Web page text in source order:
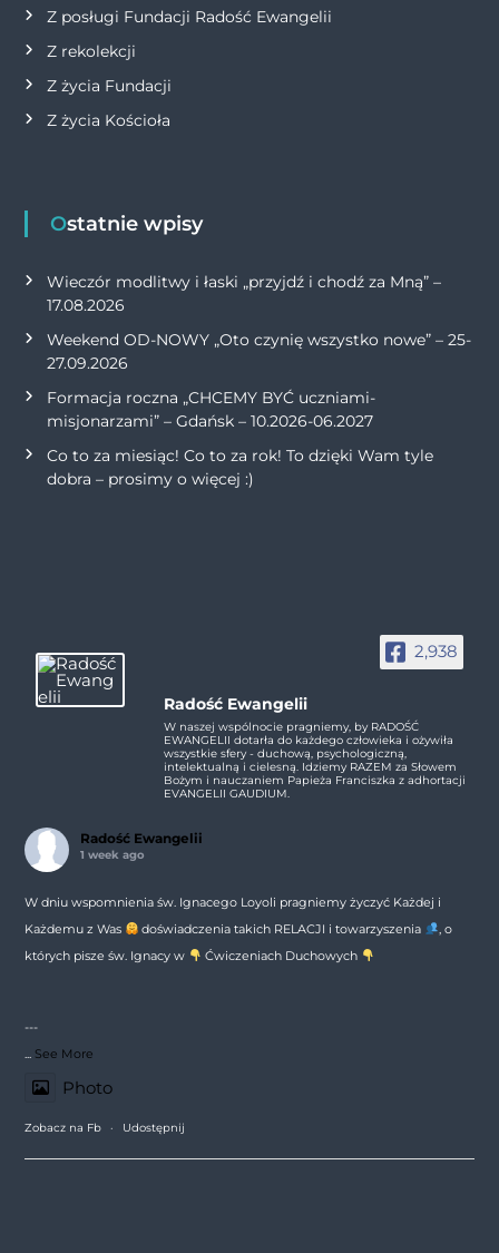
Z posługi Fundacji Radość Ewangelii
Z rekolekcji
Z życia Fundacji
Z życia Kościoła
Ostatnie wpisy
Wieczór modlitwy i łaski „przyjdź i chodź za Mną” –
17.08.2026
Weekend OD-NOWY „Oto czynię wszystko nowe” – 25-
27.09.2026
Formacja roczna „CHCEMY BYĆ uczniami-
misjonarzami” – Gdańsk – 10.2026-06.2027
Co to za miesiąc! Co to za rok! To dzięki Wam tyle
dobra – prosimy o więcej :)
2,938
Radość Ewangelii
W naszej wspólnocie pragniemy, by RADOŚĆ
EWANGELII dotarła do każdego człowieka i ożywiła
wszystkie sfery - duchową, psychologiczną,
intelektualną i cielesną. Idziemy RAZEM za Słowem
Bożym i nauczaniem Papieża Franciszka z adhortacji
EVANGELII GAUDIUM.
Radość Ewangelii
1 week ago
W dniu wspomnienia św. Ignacego Loyoli pragniemy życzyć Każdej i
Każdemu z Was
doświadczenia takich RELACJI i towarzyszenia
, o
których pisze św. Ignacy w
Ćwiczeniach Duchowych
---
See More
Photo
Zobacz na Fb · Udostępnij